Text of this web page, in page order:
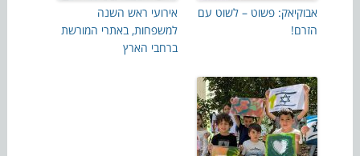
אבוקיאק: פשוט – לשוט עם
הזרם!
אירועי ראש השנה
למשפחות, באתרי המורשת
ברחבי הארץ